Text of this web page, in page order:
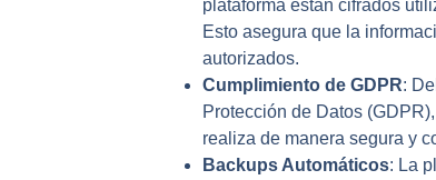
plataforma están cifrados
Esto asegura que la
autorizados.
Cumplimiento de GDPR:
Protección de Datos
realiza de manera segura y
Backups Automáticos: La